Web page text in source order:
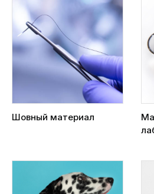
Шовный материал